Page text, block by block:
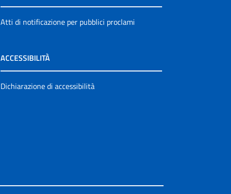
Atti di notificazione per pubblici proclami
ACCESSIBILITÀ
Dichiarazione di accessibilità